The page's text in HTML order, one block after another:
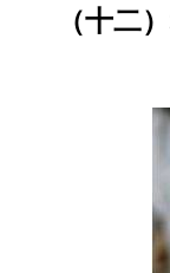
（十二